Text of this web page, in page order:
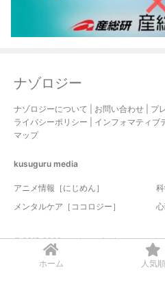
ホーム 人気順
ナゾロジー
ナゾロジーについて お問い合わせ プ
ライバシーポリシー
インフォマティブ
マップ
kusuguru media
アニメ情報［にじめん］
メンタルケア［ココロジー］
© 2017-2026 nazology. all rights reserved.